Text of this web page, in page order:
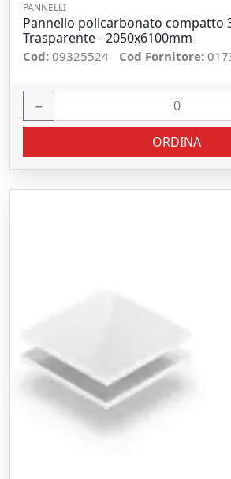
PANNELLI
Pannello policarbonato compatto
Trasparente - 2050x6100mm
Cod: 09325524 Cod Fornitore:
−
ORDINA